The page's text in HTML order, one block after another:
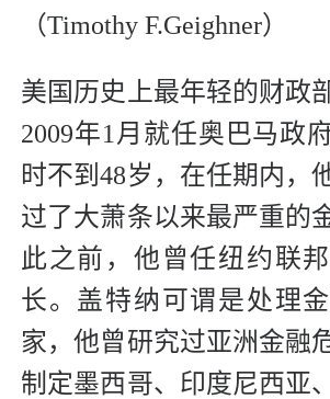
（Timothy F.Geighner）
美国历史上最年轻的财政
2009年1月就任奥巴马政
时不到48岁，在任期内，
过了大萧条以来最严重的
此之前，他曾任纽约联
长。盖特纳可谓是处理
家，他曾研究过亚洲金融
制定墨西哥、印度尼西亚